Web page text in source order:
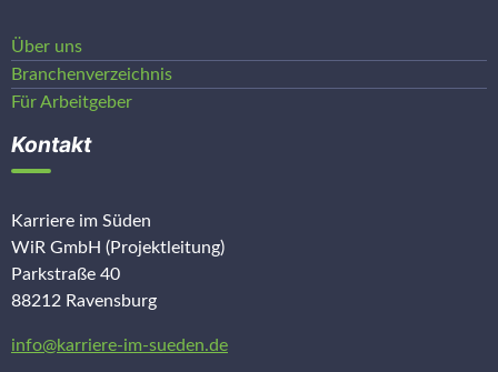
Über uns
Branchenverzeichnis
Für Arbeitgeber
Kontakt
Karriere im Süden
WiR GmbH (Projektleitung)
Parkstraße 40
88212 Ravensburg
info@karriere-im-sueden.de